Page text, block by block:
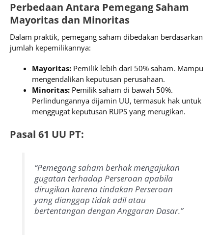
Perbedaan Antara Pemegang Saham
Mayoritas dan Minoritas
Dalam praktik, pemegang saham dibedakan berdasarkan
jumlah kepemilikannya:
Mayoritas: Pemilik lebih dari 50% saham. Mampu
mengendalikan keputusan perusahaan.
Minoritas: Pemilik saham di bawah 50%.
Perlindungannya dijamin UU, termasuk hak untuk
menggugat keputusan RUPS yang merugikan.
Pasal 61 UU PT:
“Pemegang saham berhak mengajukan
gugatan terhadap Perseroan apabila
dirugikan karena tindakan Perseroan
yang dianggap tidak adil atau
bertentangan dengan Anggaran Dasar.”